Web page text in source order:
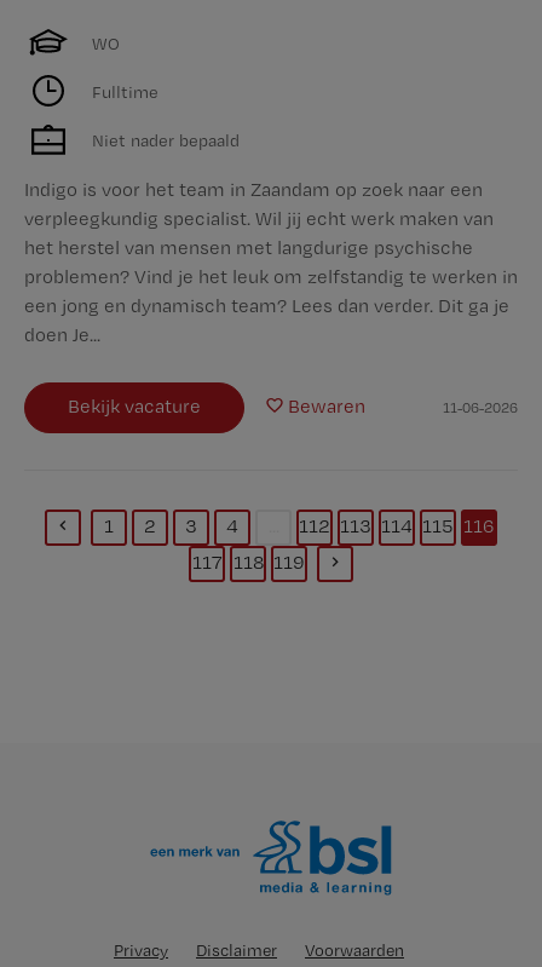
WO
Fulltime
Niet nader bepaald
Indigo is voor het team in Zaandam op zoek naar een
verpleegkundig specialist. Wil jij echt werk maken van
het herstel van mensen met langdurige psychische
problemen? Vind je het leuk om zelfstandig te werken in
een jong en dynamisch team? Lees dan verder. Dit ga je
doen Je...
Bekijk vacature Bewaren 11-06-2026
1 2 3 4 112 113 114 115 116
(current)
117 118 119
Privacy Disclaimer Voorwaarden